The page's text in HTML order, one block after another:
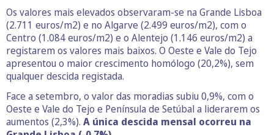
Os valores mais elevados observaram-se na Grande Lisboa
(2.711 euros/m2) e no Algarve (2.499 euros/m2), com o
Centro (1.084 euros/m2) e o Alentejo (1.146 euros/m2) a
registarem os valores mais baixos. O Oeste e Vale do Tejo
apresentou o maior crescimento homólogo (20,2%), sem
qualquer descida registada.
Face a setembro, o valor das moradias subiu 0,9%, com o
Oeste e Vale do Tejo e Península de Setúbal a liderarem os
aumentos (2,3%). A única descida mensal ocorreu na